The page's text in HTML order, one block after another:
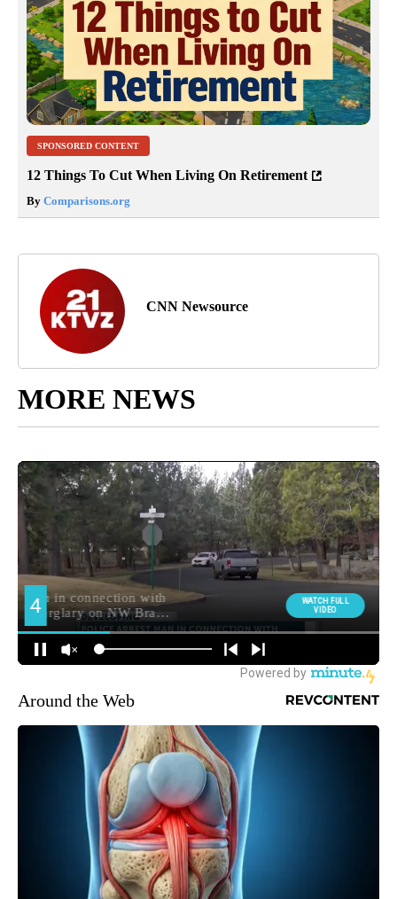
SPONSORED CONTENT
12 Things To Cut When Living On Retirement
By Comparisons.org
CNN Newsource
MORE NEWS
Around the Web